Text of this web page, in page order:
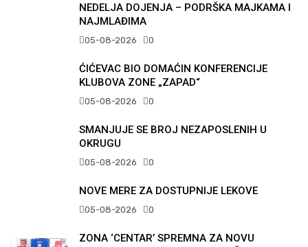
NEDELJA DOJENJA – PODRŠKA MAJKAMA I
NAJMLAĐIMA
05-08-2026 0
ĆIĆEVAC BIO DOMAĆIN KONFERENCIJE
KLUBOVA ZONE „ZAPAD“
05-08-2026 0
SMANJUJE SE BROJ NEZAPOSLENIH U
OKRUGU
05-08-2026 0
NOVE MERE ZA DOSTUPNIJE LEKOVE
05-08-2026 0
ZONA ‘CENTAR’ SPREMNA ZA NOVU